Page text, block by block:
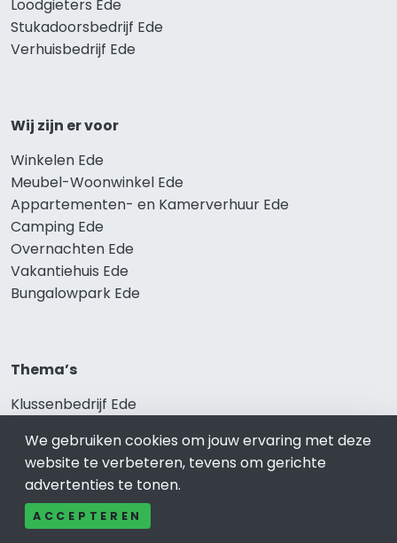
Loodgieters Ede
Stukadoorsbedrijf Ede
Verhuisbedrijf Ede
Wij zijn er voor
Winkelen Ede
Meubel-Woonwinkel Ede
Appartementen- en Kamerverhuur Ede
Camping Ede
Overnachten Ede
Vakantiehuis Ede
Bungalowpark Ede
Thema’s
Klussenbedrijf Ede
Taxateurs Ede
Schoonmaakbedrijf Ede
Makelaars Ede
We gebruiken cookies om jouw ervaring met deze
website te verbeteren, tevens om gerichte
advertenties te tonen.
ACCEPTEREN